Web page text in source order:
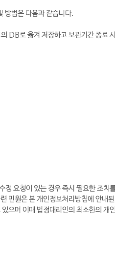
방법은 다음과 같습니다.
DB로 옮겨 저장하고 보관기간 종료
요청이 있는 경우 즉시 필요한 조치
민원은 본 개인정보처리방침에 안내
으며 이때 법정대리인의 최소한의 개